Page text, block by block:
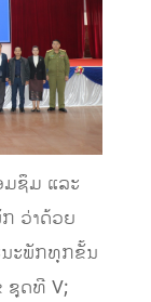
ມຊຶມ ແລະ
ວ່າດ້ວຍ
ນະພັກທຸກຂັ້ນ
ຊຸດທີ V;